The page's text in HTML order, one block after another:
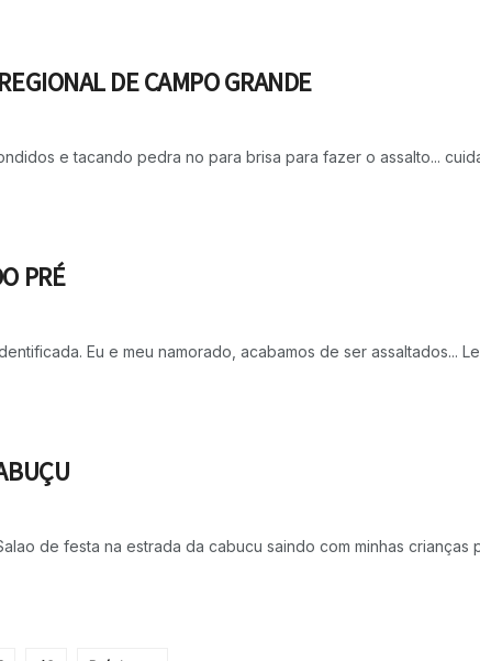
DE CAMPO GRANDE
e tacando pedra no para brisa para fazer o assalto...
PRÉ
Eu e meu namorado, acabamos de ser assaltados...
de festa na estrada da cabucu saindo com minhas crianças